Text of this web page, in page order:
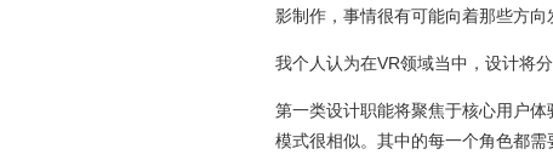
影制作，事情很有可能向着那些方向
我个人认为在VR领域当中，设计将分
第一类设计职能将聚焦于核心用户
模式很相似。其中的每一个角色都